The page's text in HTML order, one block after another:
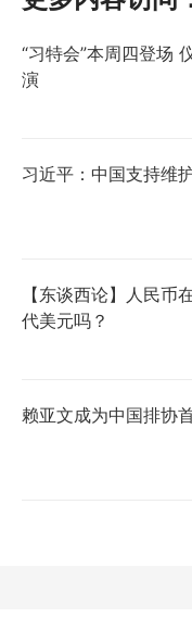
“习特会”本周四登场
演
习近平：中国支持维
【东谈西论】人民币
代美元吗？
赖亚文成为中国排协